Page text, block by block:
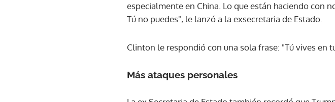
especialmente en China. Lo que están haciendo con
Tú no puedes", le lanzó a la exsecretaria de Estado.
Clinton le respondió con una sola frase: "Tú vives en
Más ataques personales